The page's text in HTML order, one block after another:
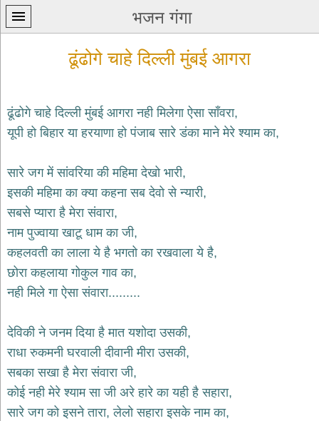
भजन गंगा
प्रथम
home
कृष्ण
भजन
krishna
bhajans
शिव
भजन
bhajans
भजन
bhajans
साईं
भजन
sai
bhajans
ढूंढोगे चाहे दिल्ली मुंबई आगरा
ढूंढोगे चाहे दिल्ली मुंबई आगरा नही मिलेगा ऐसा साँवरा,
यूपी हो बिहार या हरयाणा हो पंजाब सारे डंका माने मेरे श्याम का,
सारे जग में सांवरिया की महिमा देखो भारी,
इसकी महिमा का क्या कहना सब देवो से न्यारी,
सबसे प्यारा है मेरा संवारा,
नाम पुज्वाया खाटू धाम का जी,
कहलवती का लाला ये है भगतो का रखवाला ये है,
छोरा कहलाया गोकुल गाव का,
नही मिले गा ऐसा संवारा.........
देविकी ने जनम दिया है मात यशोदा उसकी,
राधा रुकमनी घरवाली दीवानी मीरा उसकी,
सबका सखा है मेरा संवारा जी,
कोई नही मेरे श्याम सा जी अरे हारे का यही है सहारा,
सारे जग को इसने तारा, लेलो सहारा इसके नाम का,